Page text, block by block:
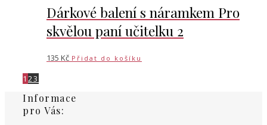
Dárkové balení s náramkem Pro
skvělou paní učitelku 2
135 Kč Přidat do košíku
1 23
Informace
pro Vás: